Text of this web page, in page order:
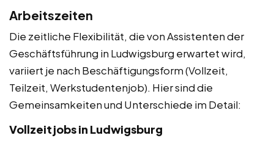
Arbeitszeiten
Die zeitliche Flexibilität, die von Assistenten der
Geschäftsführung in Ludwigsburg erwartet wird,
variiert je nach Beschäftigungsform (Vollzeit,
Teilzeit, Werkstudentenjob). Hier sind die
Gemeinsamkeiten und Unterschiede im Detail:
Vollzeitjobs in Ludwigsburg